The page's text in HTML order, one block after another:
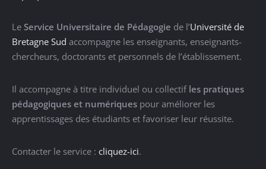
Le Service Universitaire de Pédagogie de l’Université de
Bretagne Sud accompagne les enseignants, enseignants-
chercheurs, doctorants et personnels de l’établissement.
Il accompagne à titre individuel ou collectif les pratiques
pédagogiques et numériques pour améliorer les
apprentissages des étudiants et favoriser leur réussite.
Contacter le service : cliquez-ici.